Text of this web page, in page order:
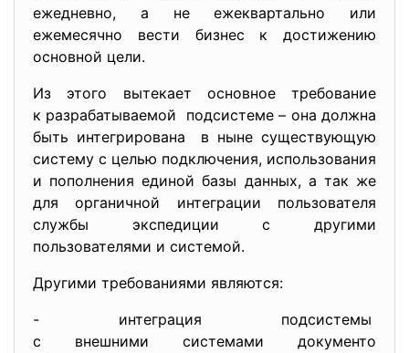
ежедневно, а не ежеквартально или
ежемесячно вести бизнес к достижению
основной цели.
Из этого вытекает основное требование
к разрабатываемой подсистеме – она должна
быть интегрирована в ныне существующую
систему с целью подключения, использования
и пополнения единой базы данных, а так же
для органичной интеграции пользователя
службы экспедиции с другими
пользователями и системой.
Другими требованиями являются:
- интеграция подсистемы
с внешними системами документо